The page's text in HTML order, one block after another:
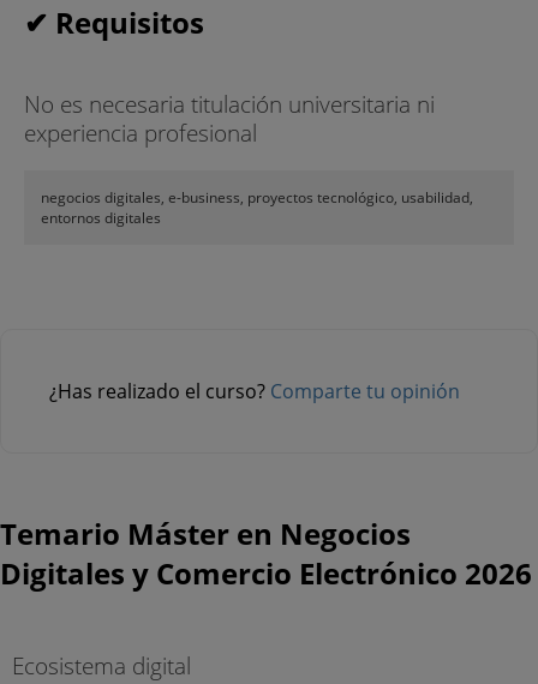
✔ Requisitos
No es necesaria titulación universitaria ni
experiencia profesional
negocios digitales, e-business, proyectos tecnológico, usabilidad,
entornos digitales
¿Has realizado el curso? Comparte tu opinión
Temario Máster en Negocios
Digitales y Comercio Electrónico 2026
Ecosistema digital